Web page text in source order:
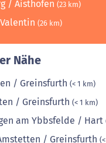
/ Aisthofen (23 km)
(26 km)
Nähe
/ Greinsfurth (< 1 km)
/ Greinsfurth (< 1 km)
am Ybbsfelde / Hart
/ Greinsfurth